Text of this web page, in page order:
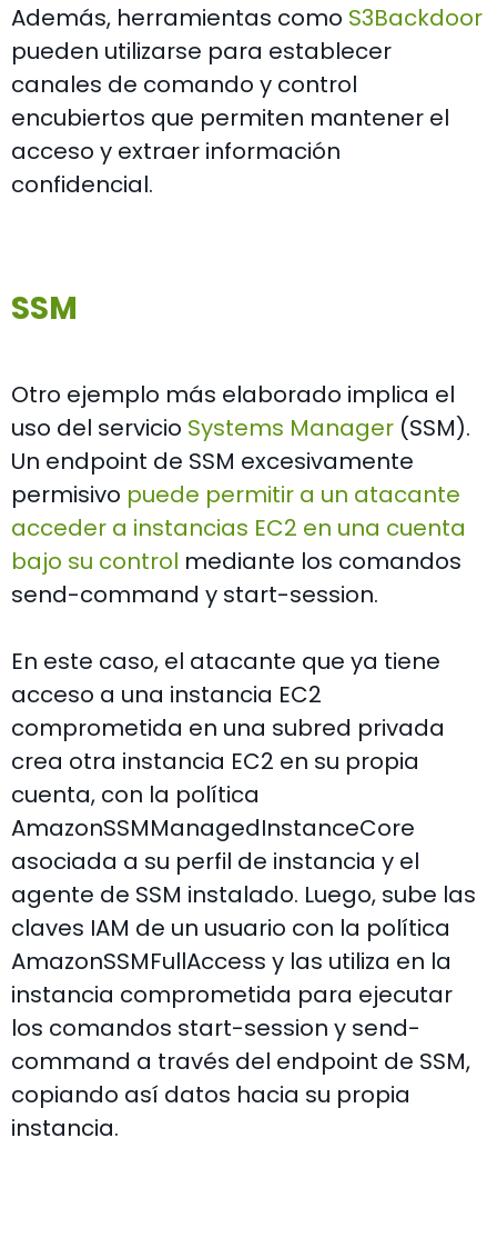
Además, herramientas como S3Backdoor
pueden utilizarse para establecer
canales de comando y control
encubiertos que permiten mantener el
acceso y extraer información
confidencial.
SSM
Otro ejemplo más elaborado implica el
uso del servicio Systems Manager (SSM).
Un endpoint de SSM excesivamente
permisivo puede permitir a un atacante
acceder a instancias EC2 en una cuenta
bajo su control mediante los comandos
send-command y start-session.
En este caso, el atacante que ya tiene
acceso a una instancia EC2
comprometida en una subred privada
crea otra instancia EC2 en su propia
cuenta, con la política
AmazonSSMManagedInstanceCore
asociada a su perfil de instancia y el
agente de SSM instalado. Luego, sube las
claves IAM de un usuario con la política
AmazonSSMFullAccess y las utiliza en la
instancia comprometida para ejecutar
los comandos start-session y send-
command a través del endpoint de SSM,
copiando así datos hacia su propia
instancia.